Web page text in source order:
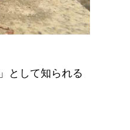
として知られる